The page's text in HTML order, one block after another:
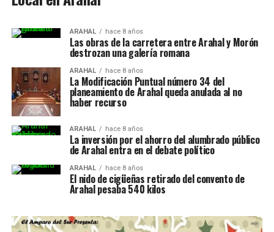
ARAHAL hace 8 años
Las obras de la carretera entre Arahal y Morón
destrozan una galería romana
ARAHAL hace 8 años
La Modificación Puntual número 34 del
planeamiento de Arahal queda anulada al no
haber recurso
ARAHAL hace 8 años
La inversión por el ahorro del alumbrado público
de Arahal entra en el debate político
ARAHAL hace 8 años
El nido de cigüeñas retirado del convento de
Arahal pesaba 540 kilos